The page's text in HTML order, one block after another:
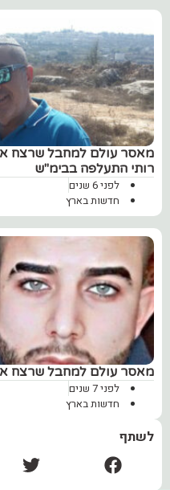
מאסר עולם למחבל שרצח
רותי התעלפה בבימ"ש
לפני 6 שנים
חדשות בארץ
מאסר עולם למחבל שרצח
לפני 7 שנים
חדשות בארץ
לשתף